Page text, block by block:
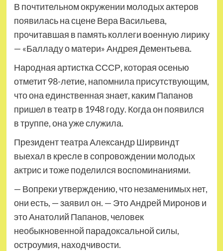
В почтительном окружении молодых актеров
появилась на сцене Вера Васильева,
прочитавшая в память коллеги военную лирику
— «Балладу о матери» Андрея Дементьева.
Народная артистка СССР, которая осенью
отметит 98-летие, напомнила присутствующим,
что она единственная знает, каким Папанов
пришел в театр в 1948 году. Когда он появился
в труппе, она уже служила.
Президент театра Александр Ширвиндт
выехал в кресле в сопровождении молодых
актрис и тоже поделился воспоминаниями.
— Вопреки утверждению, что незаменимых нет,
они есть, — заявил он. — Это Андрей Миронов и
это Анатолий Папанов, человек
необыкновенной парадоксальной силы,
остроумия, находчивости.